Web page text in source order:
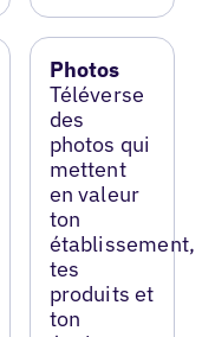
Photos
Téléverse
des
photos qui
mettent
en valeur
ton
établissement,
tes
produits et
ton